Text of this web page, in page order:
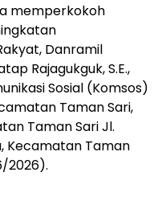
memperkokoh
Danramil
Rajagukguk, S.E.,
Sosial (Komsos)
Taman Sari,
Taman Sari Jl.
Kecamatan Taman
2026).